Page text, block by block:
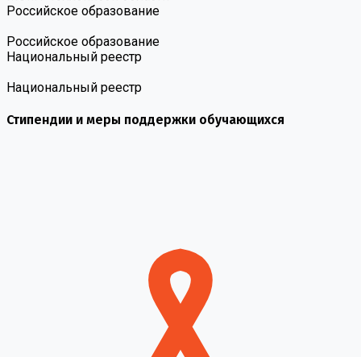
Российское образование
Российское образование
Национальный реестр
Национальный реестр
Стипендии и меры поддержки обучающихся